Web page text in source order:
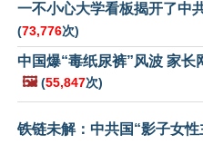
一不小心大学看板揭开了中
(73,776次)
中国爆“毒纸尿裤”风波 家长
🖼️ (55,847次)
铁链未解：中共国“影子女